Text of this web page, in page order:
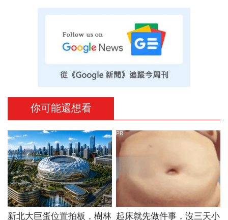
你可能還想看
新北大巨蛋位置拍板，樹林 起床就先做件事，沒三天小
PR